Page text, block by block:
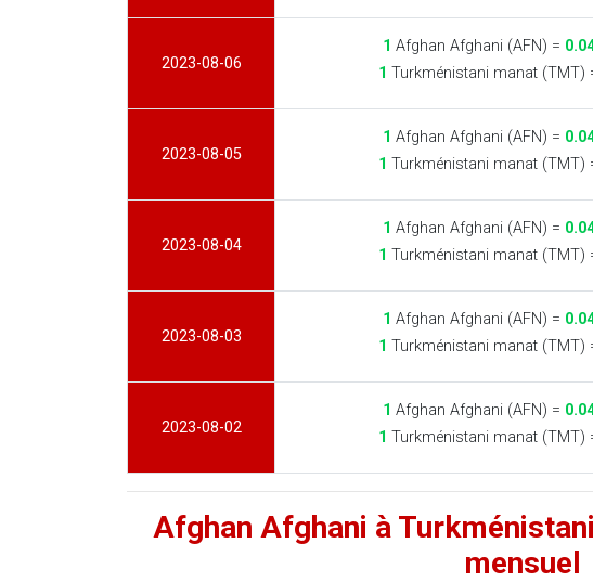
2023-08-06
1 Afghan Afghani (AFN) =
1 Turkménistani manat (TMT)
2023-08-05
1 Afghan Afghani (AFN) =
1 Turkménistani manat (TMT)
2023-08-04
1 Afghan Afghani (AFN) =
1 Turkménistani manat (TMT)
2023-08-03
1 Afghan Afghani (AFN) =
1 Turkménistani manat (TMT)
2023-08-02
1 Afghan Afghani (AFN) =
1 Turkménistani manat (TMT)
Afghan Afghani à
mensuel